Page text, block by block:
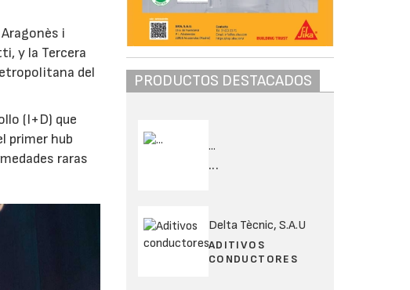
i
y la Tercera
del
(I+D) que
primer hub
raras
PRODUCTOS DESTACADOS
...
...
Delta Tècnic, S.A.U
ADITIVOS
CONDUCTORES